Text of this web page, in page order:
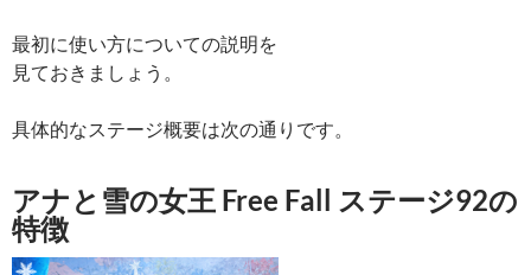
最初に使い方についての説明を
見ておきましょう。
具体的なステージ概要は次の通りです。
アナと雪の女王 Free Fall ステージ92の
特徴